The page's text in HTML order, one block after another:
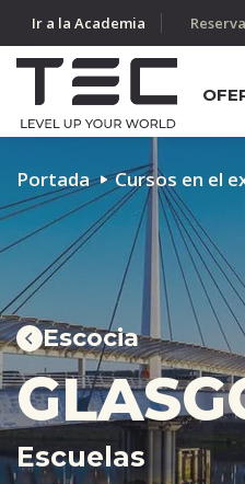
Ir a la Academia
Portada Cursos en el
Escocia
Escuelas